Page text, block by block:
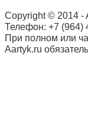
Copyright © 2014 -
Телефон: +7 (964)
При полном или
Aartyk.ru